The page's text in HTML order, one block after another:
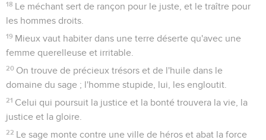
18 Le méchant sert de rançon pour le juste, et le traître pour
les hommes droits.
19 Mieux vaut habiter dans une terre déserte qu'avec une
femme querelleuse et irritable.
20 On trouve de précieux trésors et de l'huile dans le
domaine du sage ; l'homme stupide, lui, les engloutit.
21 Celui qui poursuit la justice et la bonté trouvera la vie, la
justice et la gloire.
22 Le sage monte contre une ville de héros et abat la force